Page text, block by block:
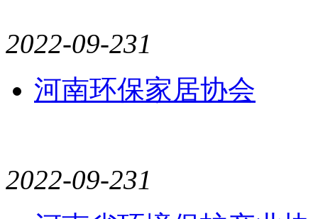
2022-09-231
河南环保家居协会
2022-09-231